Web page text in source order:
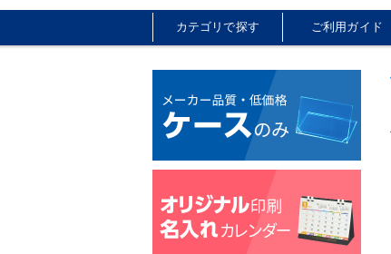
カテゴリで探す ご利用ガイド